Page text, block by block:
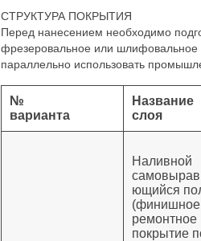
СТРУКТУРА ПОКРЫТИЯ
Перед нанесением необходимо
фрезеровальное или шлифовальное
параллельно использовать
№
варианта
Название
слоя
Наливной
ющийся
(финишное
ремонтное
покрытие